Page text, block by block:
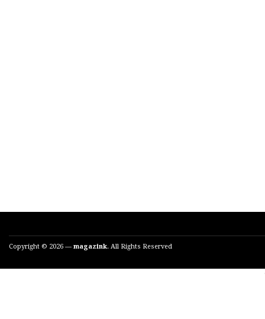
Copyright © 2026 — magazink. All Rights Reserved